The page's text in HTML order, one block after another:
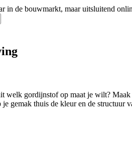
in de bouwmarkt, maar uitsluitend
welk gordijnstof op maat je wilt?
gemak thuis de kleur en de structuur